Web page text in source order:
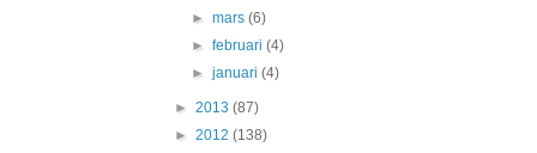
►mars(6)
►februari(4)
►januari(4)
► 2013 (87)
► 2012 (138)